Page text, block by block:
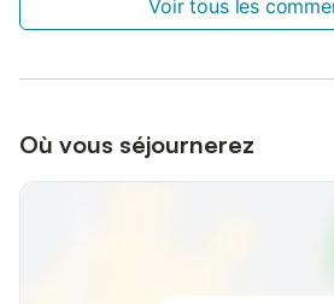
Voir tous les
Où vous séjournerez